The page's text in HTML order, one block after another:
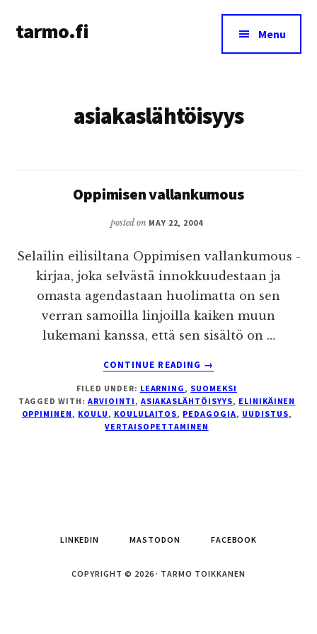
main
menu
tarmo.fi
education,
Menu
asiakaslähtöisyys
Oppimisen vallankumous
posted on MAY 22, 2004
Selailin eilisiltana Oppimisen vallankumous -
kirjaa, joka selvästä innokkuudestaan ja
omasta agendastaan huolimatta on sen
verran samoilla linjoilla kaiken muun
lukemani kanssa, että sen sisältö on …
CONTINUE READING
ABOUT
VALLANKUMOUS
→
FILED UNDER: LEARNING , SUOMEKSI
TAGGED WITH:ARVIOINTI , ASIAKASLÄHTÖISYYS, ELINIKÄINEN
OPPIMINEN , KOULU , KOULULAITOS, PEDAGOGIA, UUDISTUS,
VERTAISOPETTAMINEN
LINKEDIN MASTODON FACEBOOK
COPYRIGHT © 2026 · TARMO TOIKKANEN